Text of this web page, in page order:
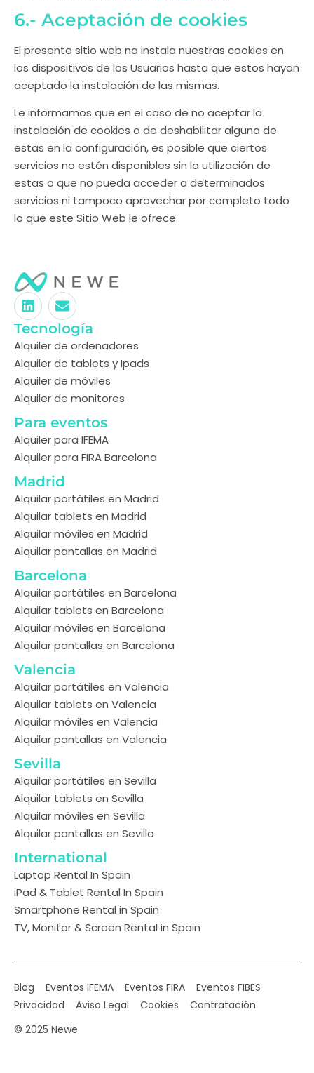
6.- Aceptación de cookies
El presente sitio web no instala nuestras cookies en
los dispositivos de los Usuarios hasta que estos hayan
aceptado la instalación de las mismas.
Le informamos que en el caso de no aceptar la
instalación de cookies o de deshabilitar alguna de
estas en la configuración, es posible que ciertos
servicios no estén disponibles sin la utilización de
estas o que no pueda acceder a determinados
servicios ni tampoco aprovechar por completo todo
lo que este Sitio Web le ofrece.
Tecnología
Alquiler de ordenadores
Alquiler de tablets y Ipads
Alquiler de móviles
Alquiler de monitores
Para eventos
Alquiler para IFEMA
Alquiler para FIRA Barcelona
Madrid
Alquilar portátiles en Madrid
Alquilar tablets en Madrid
Alquilar móviles en Madrid
Alquilar pantallas en Madrid
Barcelona
Alquilar portátiles en Barcelona
Alquilar tablets en Barcelona
Alquilar móviles en Barcelona
Alquilar pantallas en Barcelona
Valencia
Alquilar portátiles en Valencia
Alquilar tablets en Valencia
Alquilar móviles en Valencia
Alquilar pantallas en Valencia
Sevilla
Alquilar portátiles en Sevilla
Alquilar tablets en Sevilla
Alquilar móviles en Sevilla
Alquilar pantallas en Sevilla
International
Laptop Rental In Spain
iPad & Tablet Rental In Spain
Smartphone Rental in Spain
TV, Monitor & Screen Rental in Spain
© 2025 Newe
Blog Eventos IFEMA Eventos FIRA
Eventos FIBES
Privacidad
Aviso Legal Cookies Contratación